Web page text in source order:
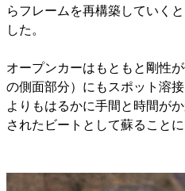
らフレームを再構築していく
した。
オープンカーはもともと剛性
の側面部分）にもスポット溶
よりもはるかに手間と時間が
されたビートとして蘇ることに